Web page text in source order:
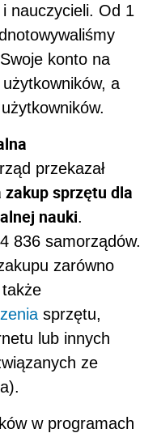
nauczycieli. Od 1
konto na
użytkowników, a
rząd przekazał
zakup sprzętu dla
nauki.
836 samorządów.
zarówno
sprzętu,
lub innych
ze
w programach